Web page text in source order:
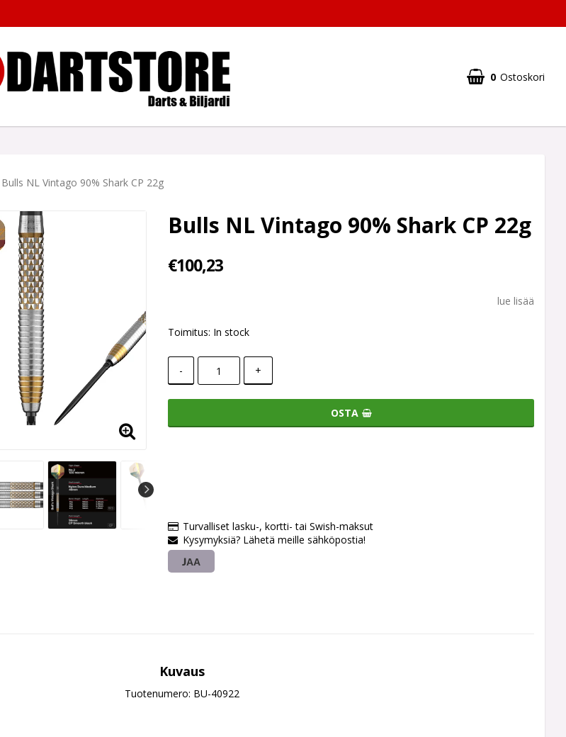
0 Ostoskori
Bulls NL Vintago 90% Shark CP 22g
Bulls NL Vintago 90% Shark CP 22g
€100,23
lue lisää
Toimitus: In stock
- +
OSTA
Turvalliset lasku-, kortti- tai Swish-maksut
Kysymyksiä? Lähetä meille sähköpostia!
JAA
Kuvaus
Tuotenumero: BU-40922